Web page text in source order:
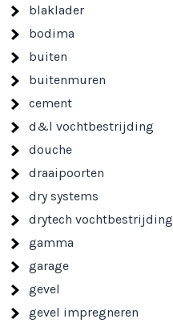
blaklader
bodima
buiten
buitenmuren
cement
d&l vochtbestrijding
douche
draaipoorten
dry systems
drytech vochtbestrijding
gamma
garage
gevel
gevel impregneren